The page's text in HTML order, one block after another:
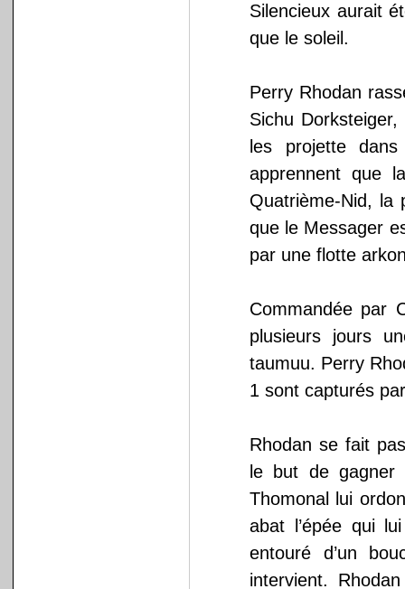
Silencieux aurait
que le soleil.
Perry Rhodan
Sichu
les projette
apprennent que
Quatrième-Nid, la
que le Messager
par une flotte
Commandée par
plusieurs jours
taumuu. Perry
1 sont capturés
Rhodan se fait
le but de gagner
Thomonal lui
abat l’épée qui
entouré d’un
intervient.